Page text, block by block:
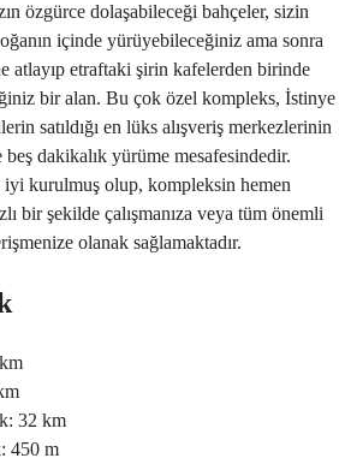
özgürce dolaşabileceği bahçeler, sizin
içinde yürüyebileceğiniz ama sonra
atlayıp etraftaki şirin kafelerden birinde
bir alan. Bu çok özel kompleks, İstinye
satıldığı en lüks alışveriş merkezlerinin
beş dakikalık yürüme mesafesindedir.
iyi kurulmuş olup, kompleksin hemen
bir şekilde çalışmanıza veya tüm önemli
olanak sağlamaktadır.
32 km
450 m